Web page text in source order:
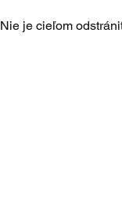
Nie je cieľom